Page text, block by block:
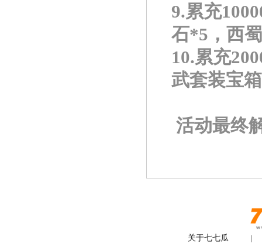
9.累充
石*5，西
10.累充
武套装宝
活动最终
关于七七瓜